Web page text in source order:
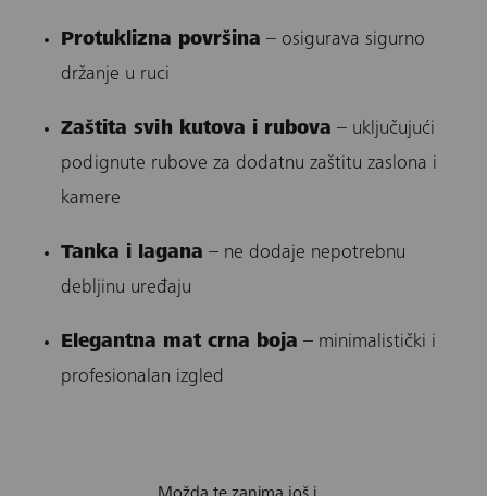
Protuklizna površina – osigurava sigurno
držanje u ruci
Zaštita svih kutova i rubova – uključujući
podignute rubove za dodatnu zaštitu zaslona i
kamere
Tanka i lagana – ne dodaje nepotrebnu
debljinu uređaju
Elegantna mat crna boja – minimalistički i
profesionalan izgled